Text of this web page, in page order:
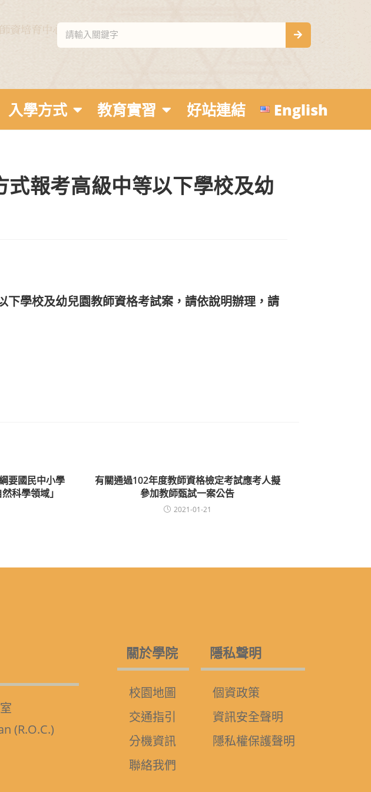
入學方式 教育實習 好站連結 English
報考高級中等以下學校及幼
學校及幼兒園教師資格考試案，請依說明辦理，請
要國民中小學
科學領域」
有關通過102年度教師資格檢定考試應考人擬
參加教師甄試一案公告
2021-01-21
(R.O.C.)
關於學院
校園地圖
交通指引
分機資訊
聯絡我們
隱私聲明
個資政策
資訊安全聲明
隱私權保護聲明